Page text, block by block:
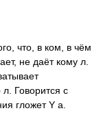
что, в ком, в чём
не даёт кому л.
л. Говорится с
гложет Y а.